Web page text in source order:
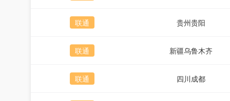
联通 贵州贵阳
联通 新疆乌鲁木齐
联通 四川成都